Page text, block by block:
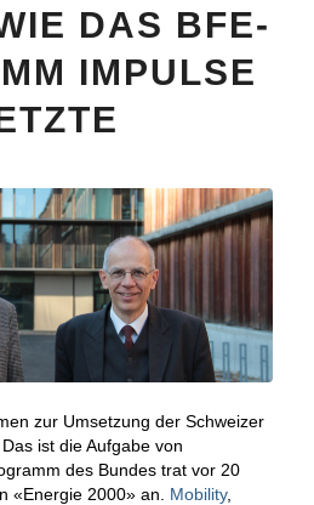
DAS BFE-
IMPULSE
zur Umsetzung der Schweizer
ist die Aufgabe von
des Bundes trat vor 20
«Energie 2000» an. Mobility,